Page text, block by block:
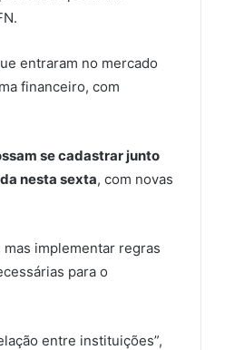
entraram no mercado
financeiro, com
se cadastrar junto
nesta sexta, com novas
implementar regras
para o
entre instituições”,